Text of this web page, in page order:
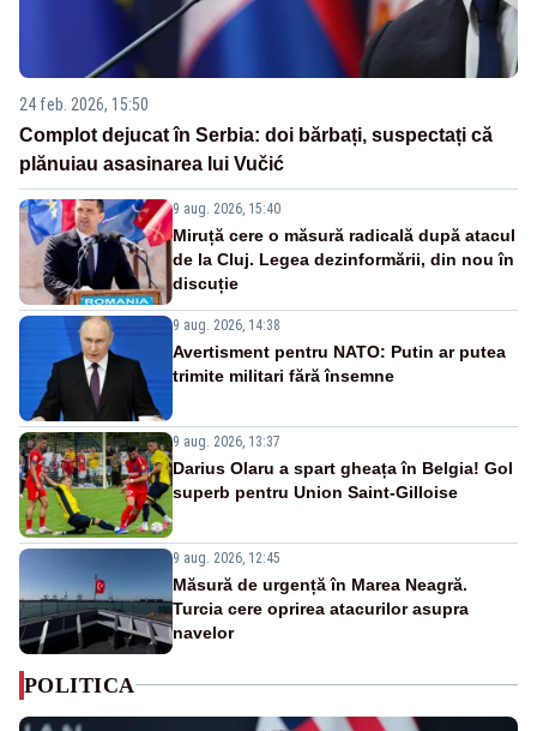
24 feb. 2026, 15:50
Complot dejucat în Serbia: doi bărbați, suspectați că
plănuiau asasinarea lui Vučić
9 aug. 2026, 15:40
Miruță cere o măsură radicală după atacul
de la Cluj. Legea dezinformării, din nou în
discuție
9 aug. 2026, 14:38
Avertisment pentru NATO: Putin ar putea
trimite militari fără însemne
9 aug. 2026, 13:37
Darius Olaru a spart gheața în Belgia! Gol
superb pentru Union Saint-Gilloise
9 aug. 2026, 12:45
Măsură de urgență în Marea Neagră.
Turcia cere oprirea atacurilor asupra
navelor
POLITICA